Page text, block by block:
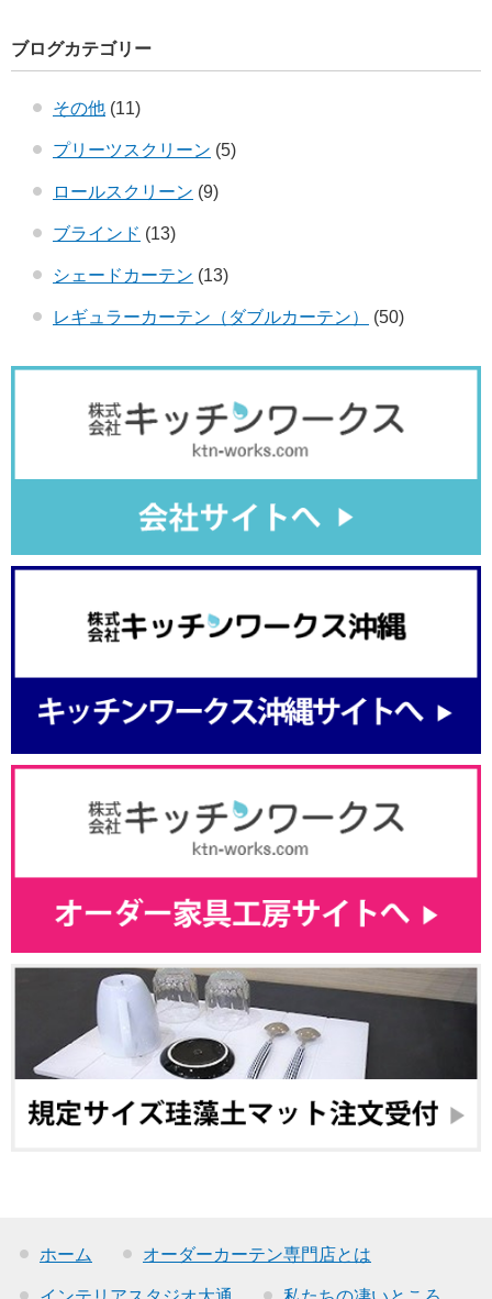
ブログカテゴリー
その他 (11)
プリーツスクリーン (5)
ロールスクリーン (9)
ブラインド (13)
シェードカーテン (13)
レギュラーカーテン（ダブルカーテン） (50)
ホーム オーダーカーテン専門店とは